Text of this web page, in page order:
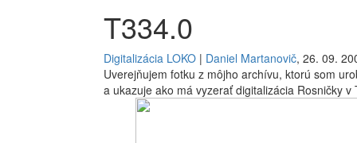
T334.0
Digitalizácia LOKO | Daniel Martanovič, 26. 09.
Uverejňujem fotku z môjho archívu, ktorú som
a ukazuje ako má vyzerať digitalizácia Rosničky